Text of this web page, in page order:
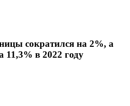
сократился на 2%, а
11,3% в 2022 году